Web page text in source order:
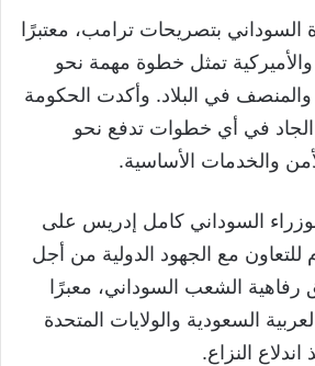
بتصريحات ترامب، معتبرًا
تمثل خطوة مهمة نحو
والمنصف في البلاد. وأكدت الحكومة
الجاد في أي خطوات تدفع نحو
والخدمات الأساسية.
السوداني كامل إدريس على
للتعاون مع الجهود الدولية من أجل
رفاهية الشعب السوداني، معبرًا
السعودية والولايات المتحدة
النزاع.